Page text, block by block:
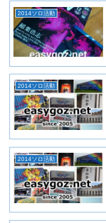
2014ソロ活動
2014ソロ活動
2014ソロ活動